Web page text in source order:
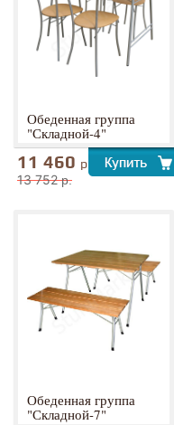
Обеденная группа
"Складной-4"
13 752р.
11 460 р.
Обеденная группа
"Складной-7"